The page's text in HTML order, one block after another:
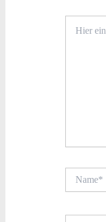
eingeben…